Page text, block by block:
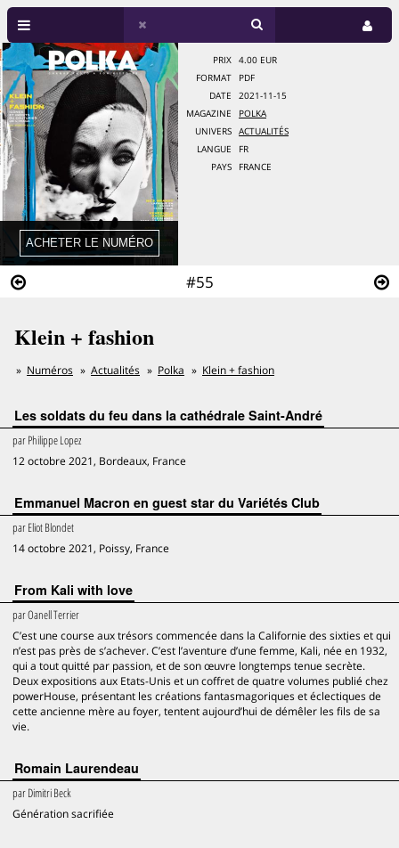
#55
PRIX
4.00 EUR
FORMAT
PDF
DATE
2021-11-15
MAGAZINE
POLKA
UNIVERS
ACTUALITÉS
LANGUE
FR
PAYS
FRANCE
Klein + fashion
Numéros Actualités Polka Klein + fashion
Les soldats du feu dans la cathédrale Saint-André
parPhilippe Lopez
12 octobre 2021, Bordeaux, France
Emmanuel Macron en guest star du Variétés Club
parEliot Blondet
14 octobre 2021, Poissy, France
From Kali with love
parOanell Terrier
C’est une course aux trésors commencée dans la Californie des sixties et qui
n’est pas près de s’achever. C’est l’aventure d’une femme, Kali, née en 1932,
qui a tout quitté par passion, et de son œuvre longtemps tenue secrète.
Deux expositions aux Etats-Unis et un coffret de quatre volumes publié chez
powerHouse, présentant les créations fantasmagoriques et éclectiques de
cette ancienne mère au foyer, tentent aujourd’hui de démêler les fils de sa
vie.
Romain Laurendeau
parDimitri Beck
Génération sacrifiée